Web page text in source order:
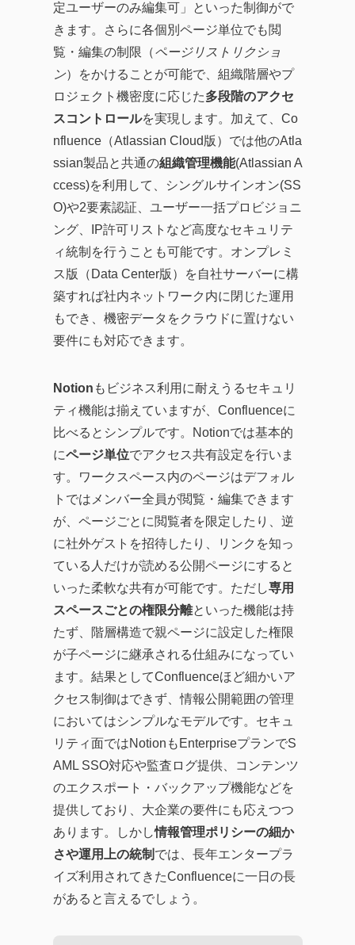
定ユーザーのみ編集可」といった制御がで
きます。さらに各個別ページ単位でも閲
覧・編集の制限（ページリストリクショ
ン）をかけることが可能で、組織階層やプ
ロジェクト機密度に応じた多段階のアクセ
スコントロールを実現します。加えて、Co
nfluence（Atlassian Cloud版）では他のAtla
ssian製品と共通の組織管理機能(Atlassian A
ccess)を利用して、シングルサインオン(SS
O)や2要素認証、ユーザー一括プロビジョニ
ング、IP許可リストなど高度なセキュリテ
ィ統制を行うことも可能です。オンプレミ
ス版（Data Center版）を自社サーバーに構
築すれば社内ネットワーク内に閉じた運用
もでき、機密データをクラウドに置けない
要件にも対応できます。
Notion もビジネス利用に耐えうるセキュリ
ティ機能は揃えていますが、Confluenceに
比べるとシンプルです。Notionでは基本的
にページ単位でアクセス共有設定を行いま
す。ワークスペース内のページはデフォル
トではメンバー全員が閲覧・編集できます
が、ページごとに閲覧者を限定したり、逆
に社外ゲストを招待したり、リンクを知っ
ている人だけが読める公開ページにすると
いった柔軟な共有が可能です。ただし専用
スペースごとの権限分離といった機能は持
たず、階層構造で親ページに設定した権限
が子ページに継承される仕組みになってい
ます。結果としてConfluenceほど細かいア
クセス制御はできず、情報公開範囲の管理
においてはシンプルなモデルです。セキュ
リティ面ではNotionもEnterpriseプランでS
AML SSO対応や監査ログ提供、コンテンツ
のエクスポート・バックアップ機能などを
提供しており、大企業の要件にも応えつつ
あります。しかし情報管理ポリシーの細か
さや運用上の統制 では、長年エンタープラ
イズ利用されてきたConfluenceに一日の長
があると言えるでしょう。